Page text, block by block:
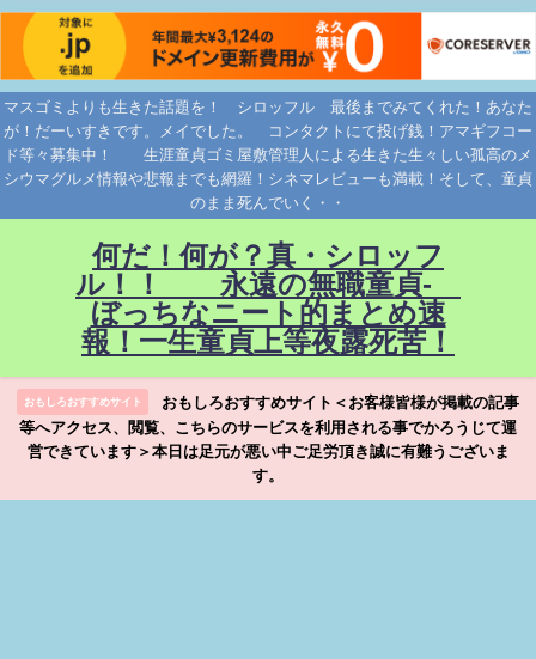
マスゴミよりも生きた話題を！ シロッフル 最後までみてくれた！あなた
が！だーいすきです。メイでした。 コンタクトにて投げ銭！アマギフコー
ド等々募集中！ 生涯童貞ゴミ屋敷管理人による生きた生々しい孤高のメ
シウマグルメ情報や悲報までも網羅！シネマレビューも満載！そして、童貞
のまま死んでいく・・
何だ！何が？真・シロッフ
ル！！ 永遠の無職童貞-
ぼっちなニート的まとめ速
報！一生童貞上等夜露死苦！
おもしろおすすめサイト
おもしろおすすめサイト＜お客様皆様が掲載の記事
等へアクセス、閲覧、こちらのサービスを利用される事でかろうじて運
営できています＞本日は足元が悪い中ご足労頂き誠に有難うございま
す。